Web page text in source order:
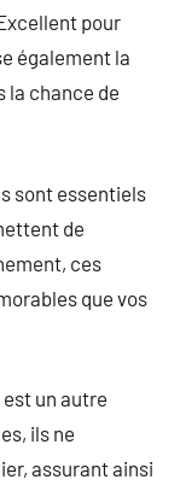
pour
également la
la chance de
sont essentiels
de
ces
que vos
un autre
ils ne
assurant ainsi